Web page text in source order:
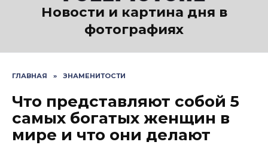
Новости и картина дня в
фотографиях
ГЛАВНАЯ » ЗНАМЕНИТОСТИ
Что представляют собой 5
самых богатых женщин в
мире и что они делают